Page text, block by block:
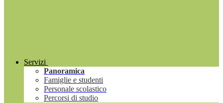
Servizi
Panoramica
Famiglie e studenti
Personale scolastico
Percorsi di studio